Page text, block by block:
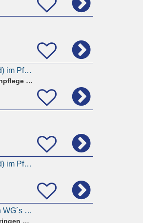
Ausbildung als Altenpflegehelfer/in (m/w/d) im Pflegeheim Bardt Rotenburg
Wohnanlage Am Unteren Höberück Krankenpflege Bardt GmbH & Co. KG
Ausbildung als Altenpflegehelfer/in (m/w/d) im Pflegeheim Bardt Heringen
Pflegekraft in unseren ambulant betreuten WG´s in Behringen
Volkssolidarität Regionalverband Mittelthüringen e.V.